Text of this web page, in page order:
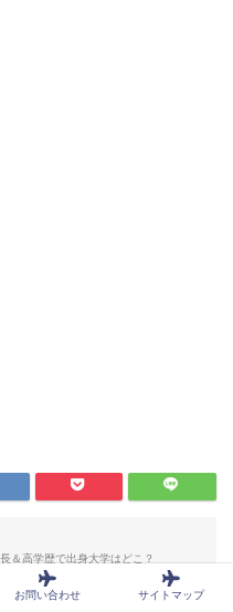
＆高学歴で出身大学はどこ？
お問い合わせ サイトマップ